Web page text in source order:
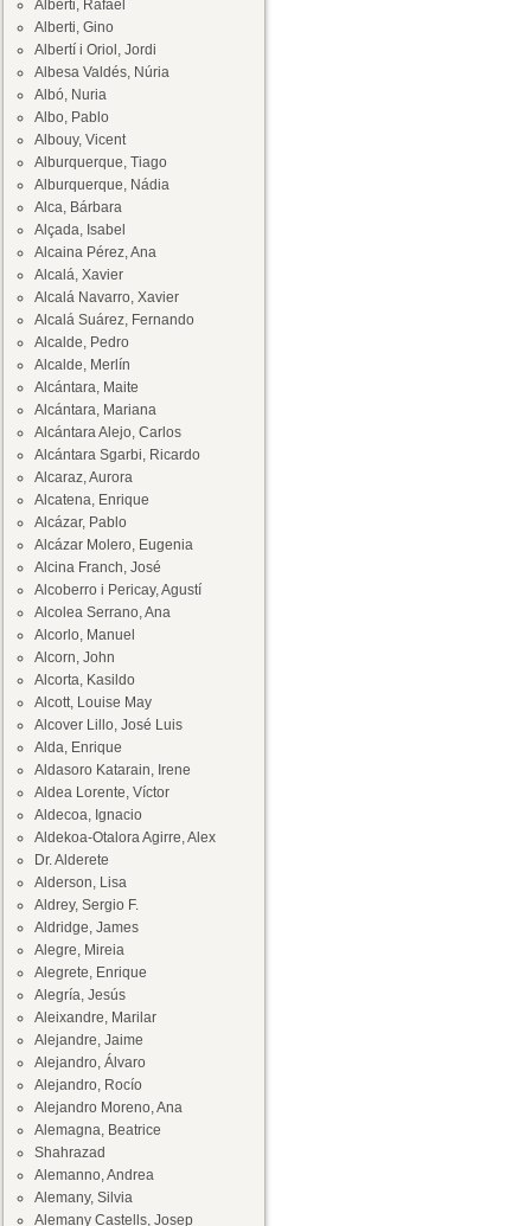
Alberti, Rafael
Alberti, Gino
Albertí i Oriol, Jordi
Albesa Valdés, Núria
Albó, Nuria
Albo, Pablo
Albouy, Vicent
Alburquerque, Tiago
Alburquerque, Nádia
Alca, Bárbara
Alçada, Isabel
Alcaina Pérez, Ana
Alcalá, Xavier
Alcalá Navarro, Xavier
Alcalá Suárez, Fernando
Alcalde, Pedro
Alcalde, Merlín
Alcántara, Maite
Alcántara, Mariana
Alcántara Alejo, Carlos
Alcántara Sgarbi, Ricardo
Alcaraz, Aurora
Alcatena, Enrique
Alcázar, Pablo
Alcázar Molero, Eugenia
Alcina Franch, José
Alcoberro i Pericay, Agustí
Alcolea Serrano, Ana
Alcorlo, Manuel
Alcorn, John
Alcorta, Kasildo
Alcott, Louise May
Alcover Lillo, José Luis
Alda, Enrique
Aldasoro Katarain, Irene
Aldea Lorente, Víctor
Aldecoa, Ignacio
Aldekoa-Otalora Agirre, Alex
Dr. Alderete
Alderson, Lisa
Aldrey, Sergio F.
Aldridge, James
Alegre, Mireia
Alegrete, Enrique
Alegría, Jesús
Aleixandre, Marilar
Alejandre, Jaime
Alejandro, Álvaro
Alejandro, Rocío
Alejandro Moreno, Ana
Alemagna, Beatrice
Shahrazad
Alemanno, Andrea
Alemany, Silvia
Alemany Castells, Josep